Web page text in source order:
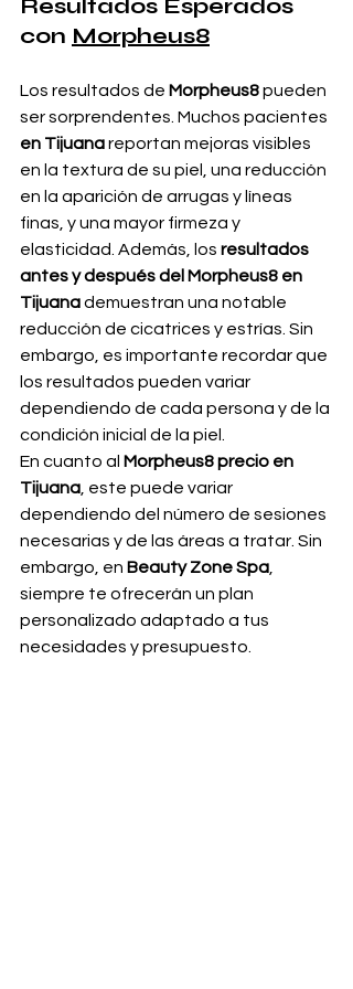
Resultados Esperados
con Morpheus8
Los resultados de Morpheus8 pueden
ser sorprendentes. Muchos pacientes
en Tijuana reportan mejoras visibles
en la textura de su piel, una reducción
en la aparición de arrugas y líneas
finas, y una mayor firmeza y
elasticidad. Además, los resultados
antes y después del Morpheus8 en
Tijuana demuestran una notable
reducción de cicatrices y estrías. Sin
embargo, es importante recordar que
los resultados pueden variar
dependiendo de cada persona y de la
condición inicial de la piel.
En cuanto al Morpheus8 precio en
Tijuana, este puede variar
dependiendo del número de sesiones
necesarias y de las áreas a tratar. Sin
embargo, en Beauty Zone Spa,
siempre te ofrecerán un plan
personalizado adaptado a tus
necesidades y presupuesto.